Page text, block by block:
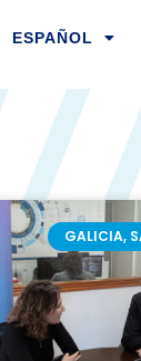
ESPAÑOL
GALICIA,